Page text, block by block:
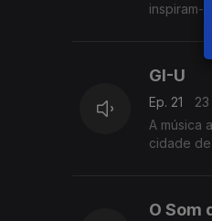
inspiram-
GI-U
Ep. 21
A música alemã
cidade
O Som